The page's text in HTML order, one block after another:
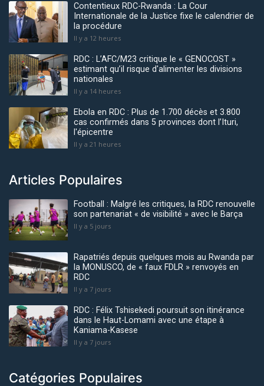
Contentieux RDC-Rwanda : La Cour
Internationale de la Justice fixe le calendrier de
la procédure
Il y a 12 heures
RDC : L’AFC/M23 critique le « GENOCOST »
estimant qu’il risque d'alimenter les divisions
nationales
Il y a 14 heures
Ebola en RDC : Plus de 1.700 décès et 3.800
cas confirmés dans 5 provinces dont l’Ituri,
l'épicentre
Il y a 21 heures
Articles Populaires
Football : Malgré les critiques, la RDC renouvelle
son partenariat « de visibilité » avec le Barça
Il y a 5 jours
Rapatriés depuis quelques mois au Rwanda par
la MONUSCO, de « faux FDLR » renvoyés en
RDC
Il y a 7 jours
RDC : Félix Tshisekedi poursuit son itinérance
dans le Haut-Lomami avec une étape à
Kaniama-Kasese
Il y a 7 jours
Catégories Populaires